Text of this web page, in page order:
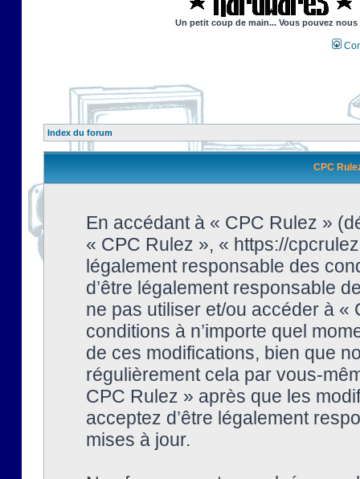
Un petit coup de main... Vous pouvez
Index du forum
CPC
En accédant à « CPC Rulez »
« CPC Rulez », « https://
légalement responsable des
d’être légalement responsable
ne pas utiliser et/ou accéder à
conditions à n’importe quel
de ces modifications, bien que
régulièrement cela par vous-
CPC Rulez » après que les
acceptez d’être légalement
mises à jour.